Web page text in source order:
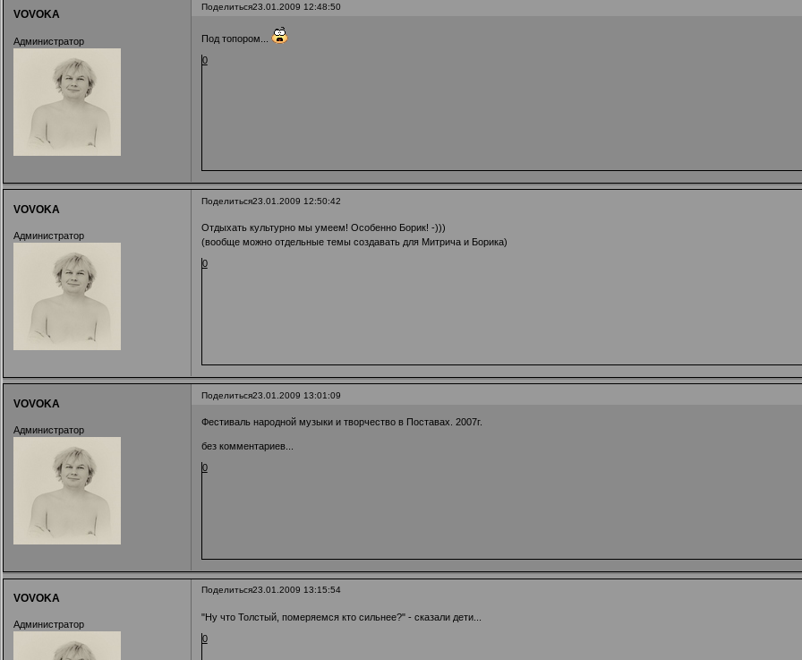
Поделиться23.01.2009 12:48:50
VOVOKA
Администратор
Под топором...
0
Поделиться23.01.2009 12:50:42
VOVOKA
Администратор
Отдыхать культурно мы умеем! Особенно Борик! -)))
(вообще можно отдельные темы создавать для Митрича и Борика)
0
Поделиться23.01.2009 13:01:09
VOVOKA
Администратор
Фестиваль народной музыки и творчество в Поставах. 2007г.
без комментариев...
0
Поделиться23.01.2009 13:15:54
VOVOKA
Администратор
"Ну что Толстый, померяемся кто сильнее?" - сказали дети...
0